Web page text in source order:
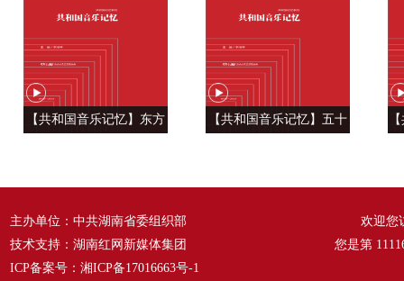
【共和国音乐记忆】东方
【共和国音乐记忆】五十
主办单位：中共湖南省委组织部
技术支持：湖南红网新媒体集团
ICP备案号： 湘ICP备17016663号-1
欢迎您
您是第